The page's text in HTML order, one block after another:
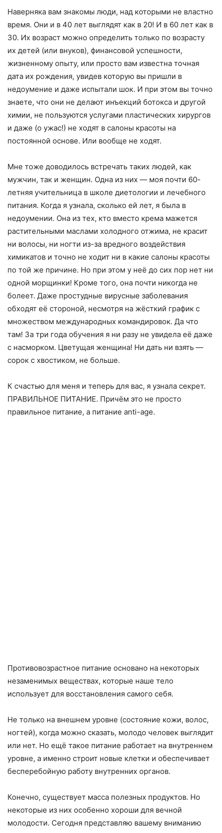
Наверняка вам знакомы люди, над которыми не властно
время. Они и в 40 лет выглядят как в 20! И в 60 лет как в
30. Их возраст можно определить только по возрасту
их детей (или внуков), финансовой успешности,
жизненному опыту, или просто вам известна точная
дата их рождения, увидев которую вы пришли в
недоумение и даже испытали шок. И при этом вы точно
знаете, что они не делают инъекций ботокса и другой
химии, не пользуются услугами пластических хирургов
и даже (о ужас!) не ходят в салоны красоты на
постоянной основе. Или вообще не ходят.
Мне тоже доводилось встречать таких людей, как
мужчин, так и женщин. Одна из них — моя почти 60-
летняя учительница в школе диетологии и лечебного
питания. Когда я узнала, сколько ей лет, я была в
недоумении. Она из тех, кто вместо крема мажется
растительными маслами холодного отжима, не красит
ни волосы, ни ногти из-за вредного воздействия
химикатов и точно не ходит ни в какие салоны красоты
по той же причине. Но при этом у неё до сих пор нет ни
одной морщинки! Кроме того, она почти никогда не
болеет. Даже простудные вирусные заболевания
обходят её стороной, несмотря на жёсткий график с
множеством международных командировок. Да что
там! За три года обучения я ни разу не увидела её даже
с насморком. Цветущая женщина! Ни дать ни взять —
сорок с хвостиком, не больше.
К счастью для меня и теперь для вас, я узнала секрет.
ПРАВИЛЬНОЕ ПИТАНИЕ. Причём это не просто
правильное питание, а питание anti-age.
Противовозрастное питание основано на некоторых
незаменимых веществах, которые наше тело
использует для восстановления самого себя.
Не только на внешнем уровне (состояние кожи, волос,
ногтей), когда можно сказать, молодо человек выглядит
или нет. Но ещё такое питание работает на внутреннем
уровне, а именно строит новые клетки и обеспечивает
бесперебойную работу внутренних органов.
Конечно, существует масса полезных продуктов. Но
некоторые из них особенно хороши для вечной
молодости. Сегодня представляю вашему вниманию